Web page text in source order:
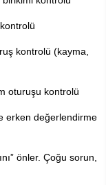
kontrolü (kayma,
oturuşu kontrolü
erken değerlendirme
önler. Çoğu sorun,